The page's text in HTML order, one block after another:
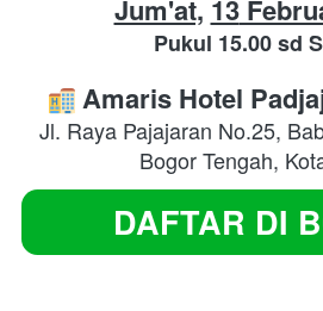
Jum'at, 13
Pukul 15.00 sd
Amaris Hotel
Jl. Raya Pajajaran No.25,
Bogor Tengah,
DAFTAR DI